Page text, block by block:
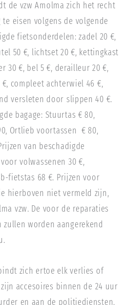
de vzw Amolma zich het recht
eisen volgens de volgende
fietsonderdelen: zadel 20 €,
50 €, lichtset 20 €, kettingkast
30 €, bel 5 €, derailleur 20 €,
compleet achterwiel 46 €,
versleten door slippen 40 €.
bagage: Stuurtas € 80,
Ortlieb voortassen € 80,
van beschadigde
volwassenen 30 €,
fietstas 68 €. Prijzen voor
hierboven niet vermeld zijn,
vzw. De voor de reparaties
worden aangerekend
zich ertoe elk verlies of
accesoires binnen de 24 uur
en aan de politiediensten.